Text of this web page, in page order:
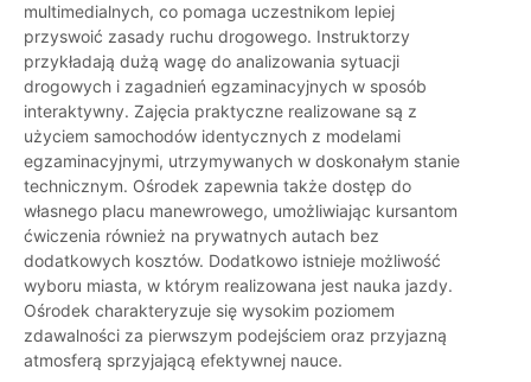
multimedialnych, co pomaga uczestnikom lepiej
przyswoić zasady ruchu drogowego. Instruktorzy
przykładają dużą wagę do analizowania sytuacji
drogowych i zagadnień egzaminacyjnych w sposób
interaktywny. Zajęcia praktyczne realizowane są z
użyciem samochodów identycznych z modelami
egzaminacyjnymi, utrzymywanych w doskonałym stanie
technicznym. Ośrodek zapewnia także dostęp do
własnego placu manewrowego, umożliwiając kursantom
ćwiczenia również na prywatnych autach bez
dodatkowych kosztów. Dodatkowo istnieje możliwość
wyboru miasta, w którym realizowana jest nauka jazdy.
Ośrodek charakteryzuje się wysokim poziomem
zdawalności za pierwszym podejściem oraz przyjazną
atmosferą sprzyjającą efektywnej nauce.